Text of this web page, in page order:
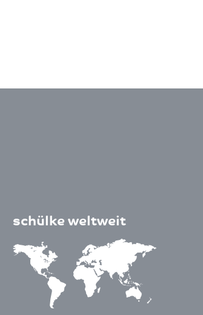
schülke weltweit